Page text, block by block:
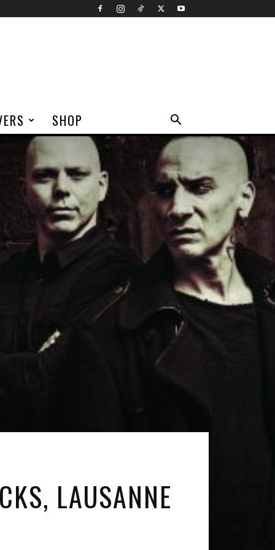
SHOP
LAUSANNE